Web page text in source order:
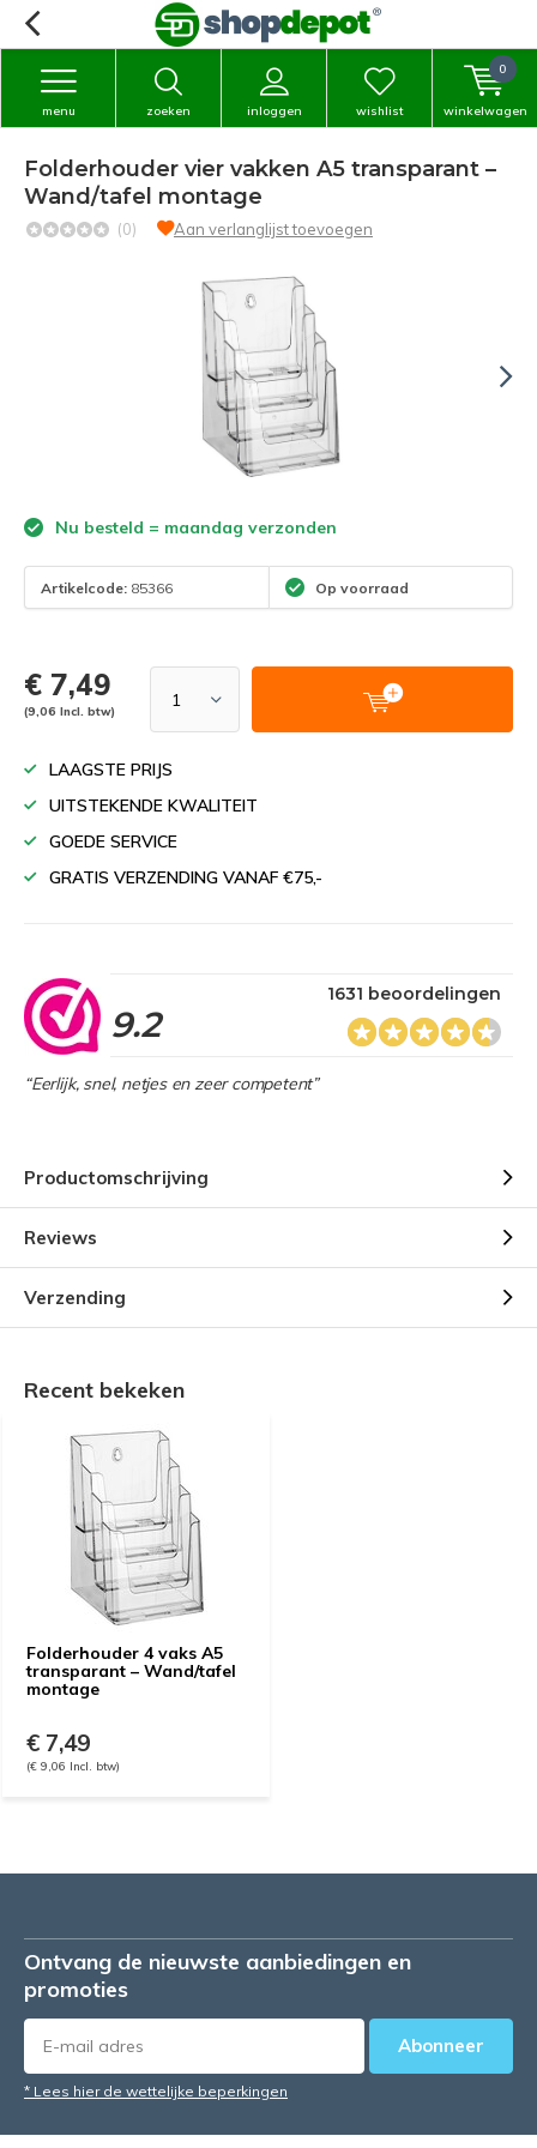
zoeken inloggen
menu wishlist winkelwagen
0
Folderhouder vier vakken A5 transparant –
Wand/tafel montage
(0) Aan verlanglijst toevoegen
Nu besteld = maandag verzonden
Artikelcode: 85366 Op voorraad
€ 7,49
(9,06 Incl. btw)
LAAGSTE PRIJS
UITSTEKENDE KWALITEIT
GOEDE SERVICE
GRATIS VERZENDING VANAF €75,-
9.2
1631 beoordelingen
“Eerlijk, snel, netjes en zeer competent”
Productomschrijving
Reviews
Verzending
Recent bekeken
Folderhouder 4 vaks A5
transparant – Wand/tafel
montage
€ 7,49
(€ 9,06 Incl. btw)
Ontvang de nieuwste aanbiedingen en
promoties
Abonneer
* Lees hier de wettelijke beperkingen